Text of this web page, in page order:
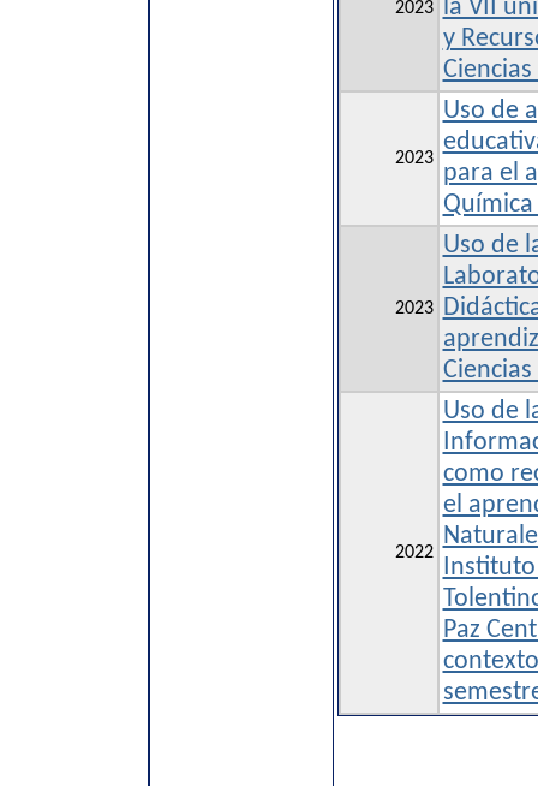
2023 la VII
y
2023
Uso de
para el
2023
Uso de
2022
Uso de
como
el
Instituto
Paz